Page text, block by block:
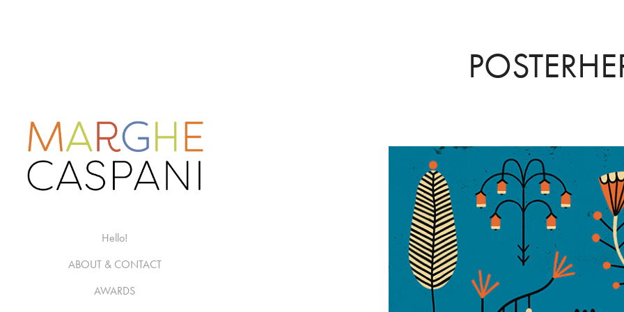
Hello!
ABOUT & CONTACT
AWARDS